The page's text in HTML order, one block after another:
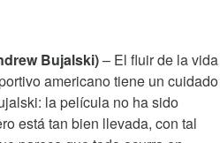
Bujalski)– El fluir de la vida
americano tiene un cuidado
la película no ha sido
está tan bien llevada, con tal